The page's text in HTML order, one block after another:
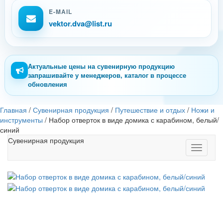
E-MAIL
vektor.dva@list.ru
Актуальные цены на сувенирную продукцию
запрашивайте у менеджеров, каталог в процессе
обновления
Главная / Сувенирная продукция / Путешествие и отдых / Ножи и
инструменты / Набор отверток в виде домика с карабином, белый/
синий
Toggle
Сувенирная продукция